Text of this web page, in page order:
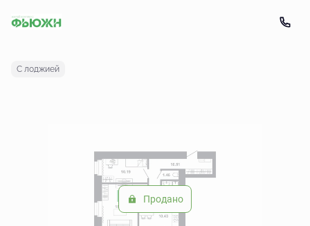
2-комнатная Цена по запросу
С лоджией
Продано